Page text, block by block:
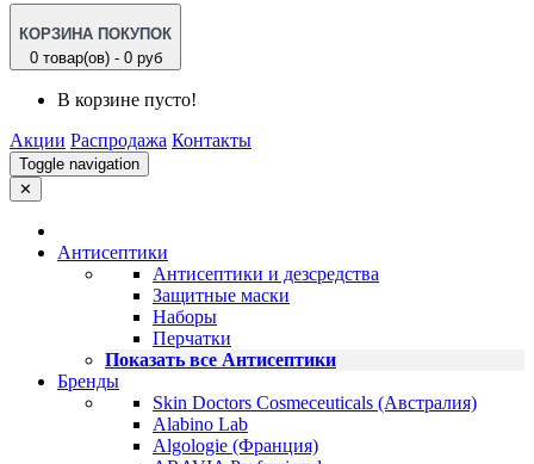
КОРЗИНА ПОКУПОК
0 товар(ов) - 0 руб
В корзине пусто!
Акции Распродажа Контакты
Toggle navigation
✕
Антисептики
Антисептики и дезсредства
Защитные маски
Наборы
Перчатки
Показать все Антисептики
Бренды
Skin Doctors Cosmeceuticals (Австралия)
Alabino Lab
Algologie (Франция)